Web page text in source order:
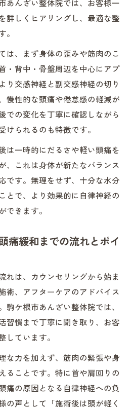
あんざい整体院では、お客様一
詳しくヒアリングし、最適な整
。
は、まず身体の歪みや筋肉のこ
・背中・骨盤周辺を中心にアプ
り交感神経と副交感神経の切り
慢性的な頭痛や倦怠感の軽減が
での変化を丁寧に確認しながら
けられるのも特徴です。
は一時的にだるさや軽い頭痛を
、これは身体が新たなバランス
です。無理をせず、十分な水分
とで、より効果的に自律神経の
できます。
痛緩和までの流れとポイ
れは、カウンセリングから始ま
術、アフターケアのアドバイス
駒ケ根市あんざい整体院では、
習慣まで丁寧に聞き取り、お客
しています。
な力を加えず、筋肉の緊張や身
ることです。特に首や肩回りの
痛の原因となる自律神経への負
の声として「施術後は頭が軽く